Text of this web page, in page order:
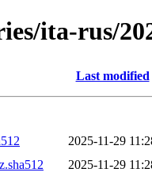
ita-rus/
Last modified
2025-11-29
2025-11-29